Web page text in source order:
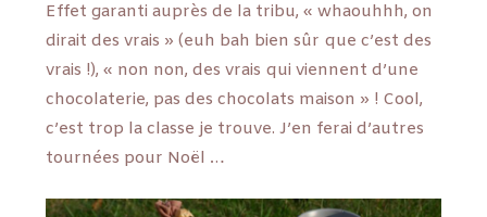
Effet garanti auprès de la tribu, « whaouhhh, on
dirait des vrais » (euh bah bien sûr que c’est des
vrais !), « non non, des vrais qui viennent d’une
chocolaterie, pas des chocolats maison » ! Cool,
c’est trop la classe je trouve. J’en ferai d’autres
tournées pour Noël …